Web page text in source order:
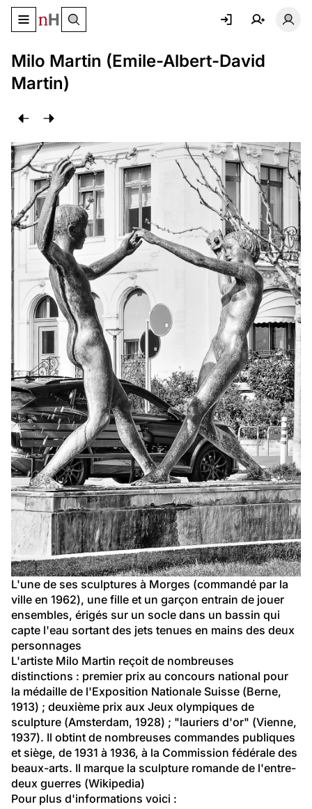
Basculer le menu de navigation
Milo Martin (Emile-Albert-David
Martin)
L'une de ses sculptures à Morges (commandé par la
ville en 1962), une fille et un garçon entrain de jouer
ensembles, érigés sur un socle dans un bassin qui
capte l'eau sortant des jets tenues en mains des deux
personnages
L'artiste Milo Martin reçoit de nombreuses
distinctions : premier prix au concours national pour
la médaille de l'Exposition Nationale Suisse (Berne,
1913) ; deuxième prix aux Jeux olympiques de
sculpture (Amsterdam, 1928) ; "lauriers d'or" (Vienne,
1937). Il obtint de nombreuses commandes publiques
et siège, de 1931 à 1936, à la Commission fédérale des
beaux-arts. Il marque la sculpture romande de l'entre-
deux guerres (Wikipedia)
Pour plus d'informations voici :